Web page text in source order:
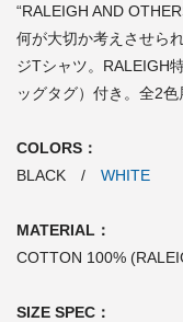
“RALEIGH AND
何が大切か考えさせら
ジTシャツ。RALEIGH
ッグタグ）付き。全2色
COLORS：
BLACK / WHITE
MATERIAL：
COTTON 100%
SIZE SPEC：